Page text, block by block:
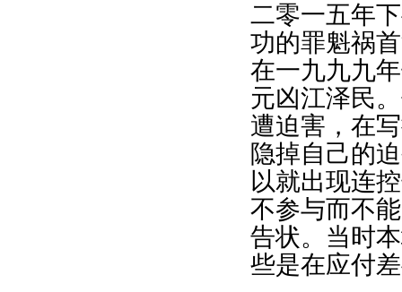
二零一五年
功的罪魁祸
在一九九九
元凶江泽民
遭迫害，在
隐掉自己的
以就出现连
不参与而不
告状。当时
些是在应付